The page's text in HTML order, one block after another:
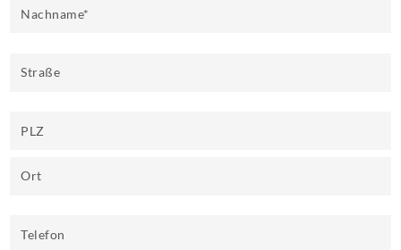
Nachname*
Straße
PLZ
Ort
Telefon